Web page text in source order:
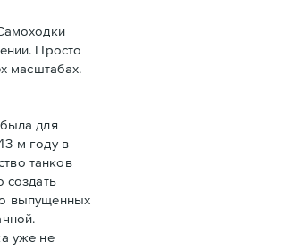
Просто
масштабах.
для
м году в
танков
создать
выпущенных
уже не